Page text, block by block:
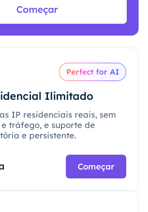
Começar
Perfect for AI
Ilimitado
IP residenciais reais, sem
tráfego, e suporte de
e persistente.
Começar